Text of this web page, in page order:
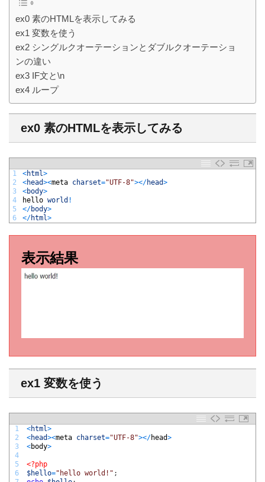
ex0 素のHTMLを表示してみる
ex1 変数を使う
ex2 シングルクオーテーションとダブルクオーテーショ
ンの違い
ex3 IF文と\n
ex4 ループ
ex0 素のHTMLを表示してみる
1
2
3
4
5
6
<html>
<head><meta charset="UTF-8"></head>
<body>
hello world !
</body>
</html>
表示結果
ex1 変数を使う
1
2
3
4
5
6
<html>
<head><meta charset="UTF-8"></head>
<body>
<?php
$hello="hello world!" ;